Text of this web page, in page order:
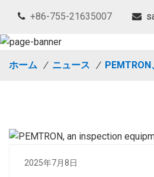
+86-755-21635007
ホーム / ニュース /
2025年7月8日